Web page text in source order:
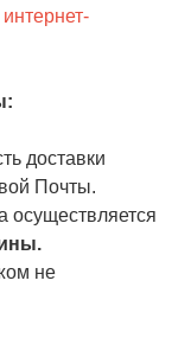
:
доставки
Почты.
осуществляется
не